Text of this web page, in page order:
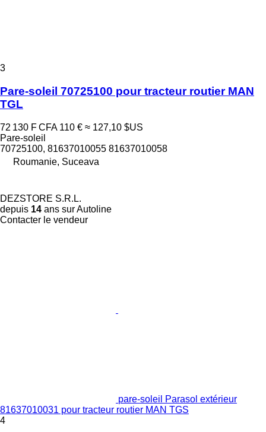
3
Pare-soleil 70725100 pour tracteur routier MAN
TGL
72 130 F CFA 110 € ≈ 127,10 $US
Pare-soleil
70725100, 81637010055 81637010058
Roumanie, Suceava
DEZSTORE S.R.L.
depuis 14 ans sur Autoline
Contacter le vendeur
pare-soleil Parasol extérieur
81637010031 pour tracteur routier MAN TGS
4